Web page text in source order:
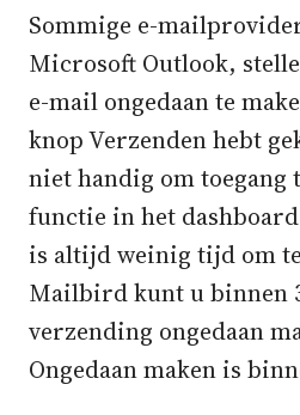
Sommige e-
Microsoft Outlook,
e-mail ongedaan te
knop Verzenden hebt
niet handig om toegang
functie in het
is altijd weinig tijd om
Mailbird kunt u binnen
verzending ongedaan
Ongedaan maken is